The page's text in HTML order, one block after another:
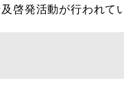
啓発活動が行われてい